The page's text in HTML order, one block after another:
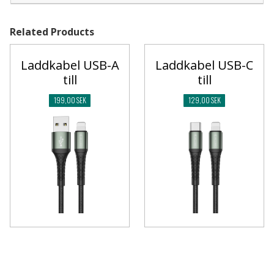
Related Products
Laddkabel USB-A
till
199,00 SEK
Laddkabel USB-C
till
129,00 SEK